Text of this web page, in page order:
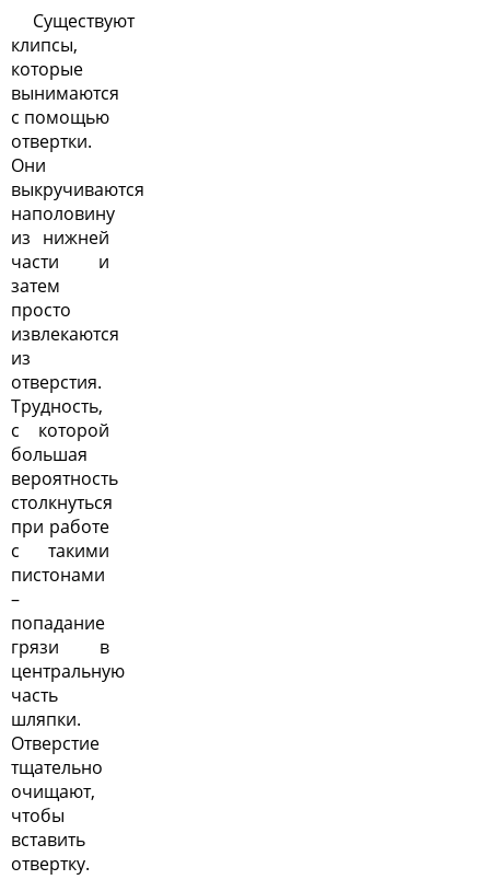
Существуют
клипсы,
которые
вынимаются
с помощью
отвертки.
Они
выкручиваются
наполовину
из нижней
части и
затем
просто
извлекаются
из
отверстия.
Трудность,
с которой
большая
вероятность
столкнуться
при работе
с такими
пистонами
–
попадание
грязи в
центральную
часть
шляпки.
Отверстие
тщательно
очищают,
чтобы
вставить
отвертку.